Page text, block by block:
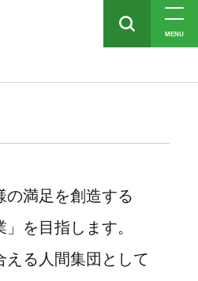
MENU
の満足を創造する
」を目指します。
える人間集団として